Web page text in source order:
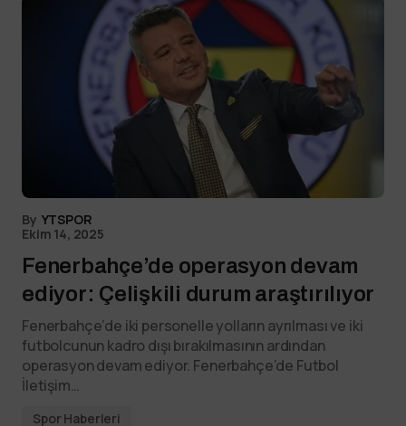
By YTSPOR
Ekim 14, 2025
Fenerbahçe’de operasyon devam
ediyor: Çelişkili durum araştırılıyor
Fenerbahçe’de iki personelle yolların ayrılması ve iki
futbolcunun kadro dışı bırakılmasının ardından
operasyon devam ediyor. Fenerbahçe’de Futbol
İletişim…
Spor Haberleri